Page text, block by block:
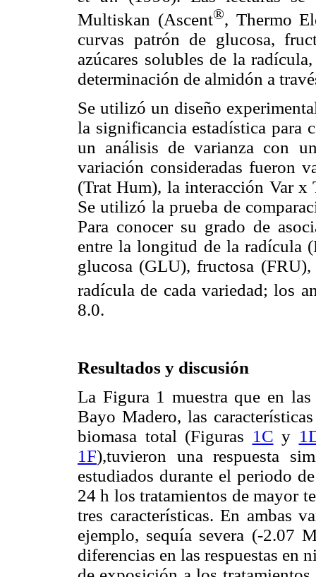
Multiskan (Ascent®, Thermo
curvas patrón de glucosa,
azúcares solubles de la
determinación de almidón a
Se utilizó un diseño
la significancia estadística para
un análisis de varianza con
variación consideradas fueron
(Trat Hum), la interacción Var
Se utilizó la prueba de
Para conocer su grado de
entre la longitud de la radícula
glucosa (GLU), fructosa
radícula de cada variedad; los
8.0.
Resultados y discusión
La Figura 1 muestra que en
Bayo Madero, las
biomasa total (Figuras 1C y
1F),tuvieron una respuesta
estudiados durante el periodo
24 h los tratamientos de mayor
tres características. En ambas
ejemplo, sequía severa (-2.07
diferencias en las respuestas en